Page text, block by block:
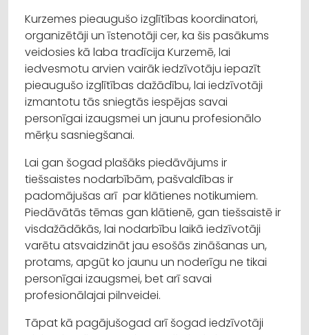
Kurzemes pieaugušo izglītības koordinatori,
organizētāji un īstenotāji cer, ka šis pasākums
veidosies kā laba tradīcija Kurzemē, lai
iedvesmotu arvien vairāk iedzīvotāju iepazīt
pieaugušo izglītības dažādību, lai iedzīvotāji
izmantotu tās sniegtās iespējas savai
personīgai izaugsmei un jaunu profesionālo
mērķu sasniegšanai.
Lai gan šogad plašāks piedāvājums ir
tiešsaistes nodarbībām, pašvaldības ir
padomājušas arī par klātienes notikumiem.
Piedāvātās tēmas gan klātienē, gan tiešsaistē ir
visdažādākās, lai nodarbību laikā iedzīvotāji
varētu atsvaidzināt jau esošās zināšanas un,
protams, apgūt ko jaunu un noderīgu ne tikai
personīgai izaugsmei, bet arī savai
profesionālajai pilnveidei.
Tāpat kā pagājušogad arī šogad iedzīvotāji